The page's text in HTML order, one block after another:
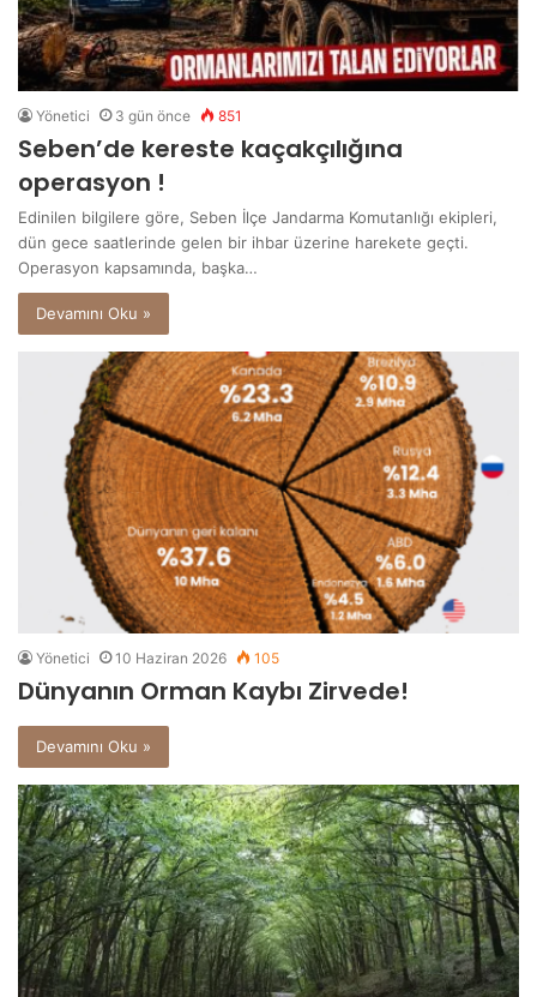
Yönetici 3 gün önce 851
Seben’de kereste kaçakçılığına
operasyon !
Edinilen bilgilere göre, Seben İlçe Jandarma Komutanlığı ekipleri,
dün gece saatlerinde gelen bir ihbar üzerine harekete geçti.
Operasyon kapsamında, başka…
Devamını Oku »
Yönetici 10 Haziran 2026 105
Dünyanın Orman Kaybı Zirvede!
Devamını Oku »